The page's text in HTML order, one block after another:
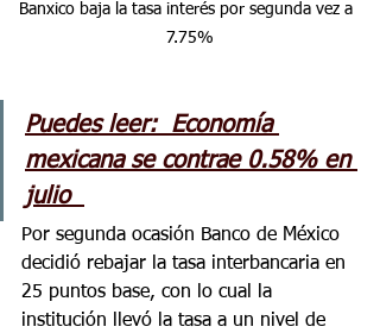
Banxico baja la tasa interés por segunda vez a
7.75%
Puedes leer:  Economía
mexicana se contrae 0.58% en
julio
Por segunda ocasión Banco de México
decidió rebajar la tasa interbancaria en
25 puntos base, con lo cual la
institución llevó la tasa a un nivel de